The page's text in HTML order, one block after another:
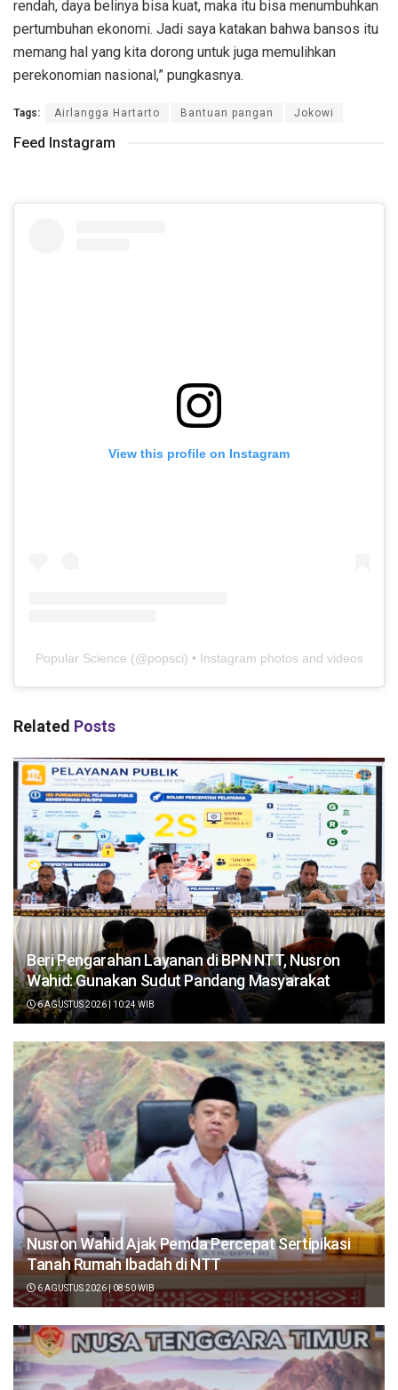
rendah, daya belinya bisa kuat, maka itu bisa menumbuhkan
pertumbuhan ekonomi. Jadi saya katakan bahwa bansos itu
memang hal yang kita dorong untuk juga memulihkan
perekonomian nasional,” pungkasnya.
Tags: Airlangga Hartarto Bantuan pangan Jokowi
Feed Instagram
View this profile on Instagram
Popular Science (@popsci) • Instagram photos and videos
Related Posts
Beri Pengarahan Layanan di BPN NTT, Nusron
Wahid: Gunakan Sudut Pandang Masyarakat
6 AGUSTUS 2026 | 10:24 WIB
Nusron Wahid Ajak Pemda Percepat Sertipikasi
Tanah Rumah Ibadah di NTT
6 AGUSTUS 2026 | 08:50 WIB